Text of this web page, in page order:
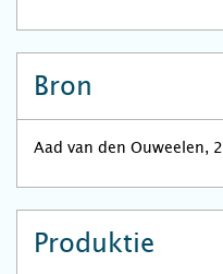
Bron
Aad van den Ouweelen,
Produktie